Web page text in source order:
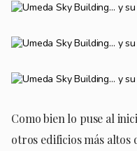
Como bien lo puse al
otros edificios más altos